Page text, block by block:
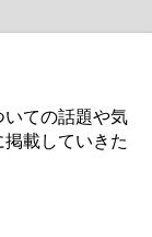
ての話題や気
載していきた